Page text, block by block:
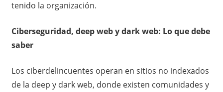
tenido la organización.
Ciberseguridad, deep web y dark web: Lo que debe
saber
Los ciberdelincuentes operan en sitios no indexados
de la deep y dark web, donde existen comunidades y